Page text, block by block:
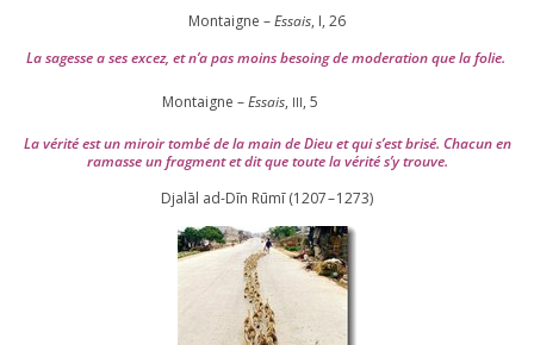
Montaigne –Essais, I, 26
La sagesse a ses excez, et n’a pas moins besoing de mode­ra­tion que la folie.
Montaigne –Essais, III, 5
La véri­té est un miroir tom­bé de la main de Dieu et qui s’est bri­sé. Chacun en
ramasse un frag­ment et dit que toute la véri­té s’y trouve.
Djalāl ad-Dīn Rūmī (1207–1273)